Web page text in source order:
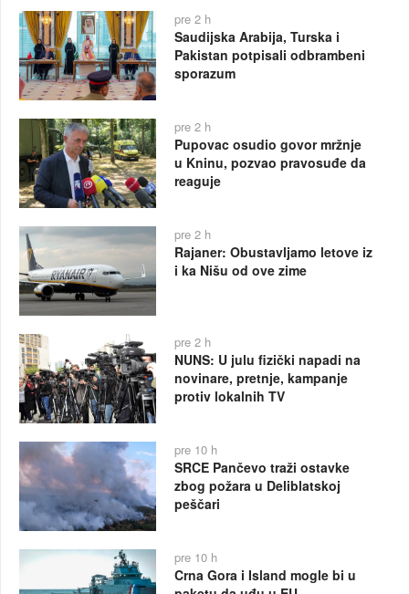
pre 2 h
Saudijska Arabija, Turska i
Pakistan potpisali odbrambeni
sporazum
pre 2 h
Pupovac osudio govor mržnje
u Kninu, pozvao pravosuđe da
reaguje
pre 2 h
Rajaner: Obustavljamo letove iz
i ka Nišu od ove zime
pre 2 h
NUNS: U julu fizički napadi na
novinare, pretnje, kampanje
protiv lokalnih TV
pre 10 h
SRCE Pančevo traži ostavke
zbog požara u Deliblatskoj
peščari
pre 10 h
Crna Gora i Island mogle bi u